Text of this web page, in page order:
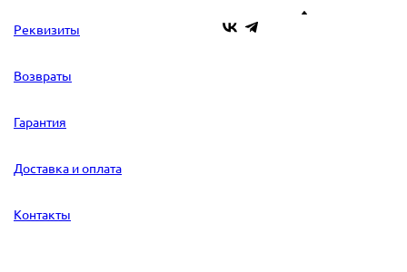
Реквизиты
Возвраты
Гарантия
Доставка и оплата
Контакты